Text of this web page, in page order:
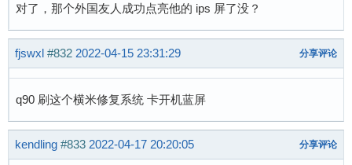
对了，那个外国友人成功点亮他的 ips 屏了没？
fjswxl #832 2022-04-15 23:31:29 分享评论
q90 刷这个横米修复系统 卡开机蓝屏
kendling #833 2022-04-17 20:20:05 分享评论